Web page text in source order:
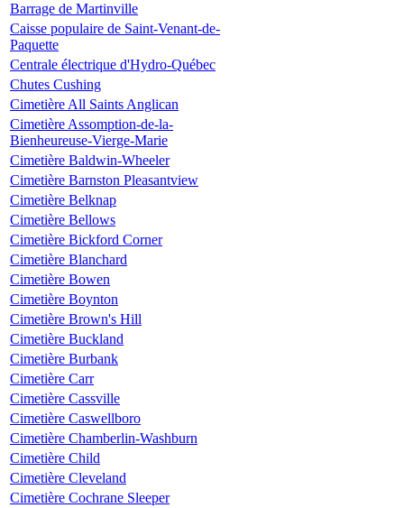
Barrage de Martinville
Caisse populaire de Saint-Venant-de-
Paquette
Centrale électrique d'Hydro-Québec
Chutes Cushing
Cimetière All Saints Anglican
Cimetière Assomption-de-la-
Bienheureuse-Vierge-Marie
Cimetière Baldwin-Wheeler
Cimetière Barnston Pleasantview
Cimetière Belknap
Cimetière Bellows
Cimetière Bickford Corner
Cimetière Blanchard
Cimetière Bowen
Cimetière Boynton
Cimetière Brown's Hill
Cimetière Buckland
Cimetière Burbank
Cimetière Carr
Cimetière Cassville
Cimetière Caswellboro
Cimetière Chamberlin-Washburn
Cimetière Child
Cimetière Cleveland
Cimetière Cochrane Sleeper